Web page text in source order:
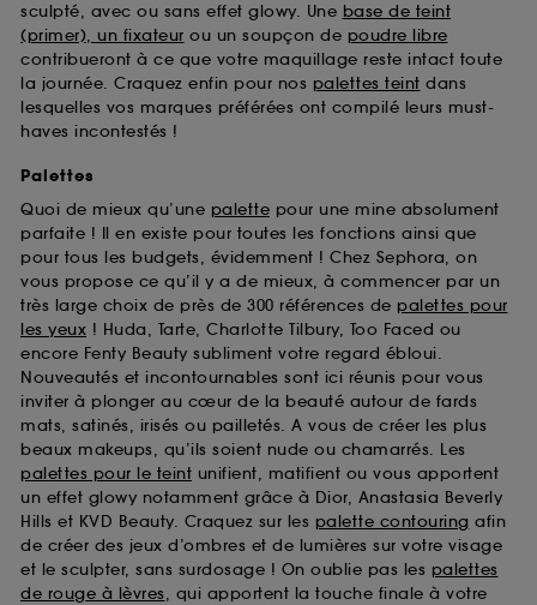
sculpté, avec ou sans effet glowy. Une base de teint
(primer), un fixateur ou un soupçon de poudre libre
contribueront à ce que votre maquillage reste intact toute
la journée. Craquez enfin pour nos palettes teint dans
lesquelles vos marques préférées ont compilé leurs must-
haves incontestés !
Palettes
Quoi de mieux qu’une palette pour une mine absolument
parfaite ! Il en existe pour toutes les fonctions ainsi que
pour tous les budgets, évidemment ! Chez Sephora, on
vous propose ce qu’il y a de mieux, à commencer par un
très large choix de près de 300 références de palettes pour
les yeux ! Huda, Tarte, Charlotte Tilbury, Too Faced ou
encore Fenty Beauty subliment votre regard ébloui.
Nouveautés et incontournables sont ici réunis pour vous
inviter à plonger au cœur de la beauté autour de fards
mats, satinés, irisés ou pailletés. A vous de créer les plus
beaux makeups, qu’ils soient nude ou chamarrés. Les
palettes pour le teint unifient, matifient ou vous apportent
un effet glowy notamment grâce à Dior, Anastasia Beverly
Hills et KVD Beauty. Craquez sur les palette contouring afin
de créer des jeux d’ombres et de lumières sur votre visage
et le sculpter, sans surdosage ! On oublie pas les palettes
de rouge à lèvres, qui apportent la touche finale à votre